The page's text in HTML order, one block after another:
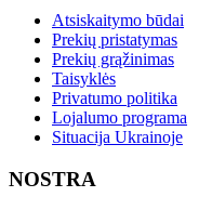
Atsiskaitymo būdai
Prekių pristatymas
Prekių grąžinimas
Taisyklės
Privatumo politika
Lojalumo programa
Situacija Ukrainoje
NOSTRA